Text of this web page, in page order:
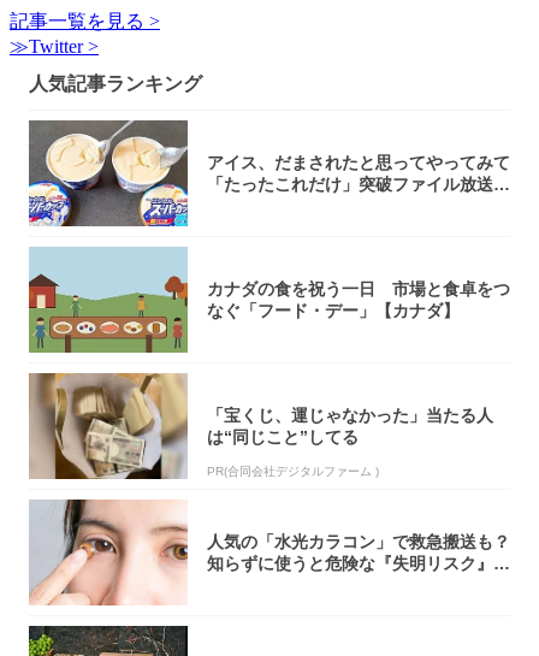
記事一覧を見る >
≫Twitter >
人気記事ランキング
アイス、だまされたと思ってやってみて
「たったこれだけ」突破ファイル放送で
カナダの食を祝う一日 市場と食卓をつ
なぐ「フード・デー」【カナダ】
「宝くじ、運じゃなかった」当たる人
は“同じこと”してる
PR(合同会社デジタルファーム )
人気の「水光カラコン」で救急搬送も？
知らずに使うと危険な『失明リスク』と